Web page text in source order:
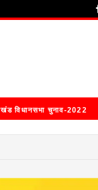
विधानसभा चुनाव-2022